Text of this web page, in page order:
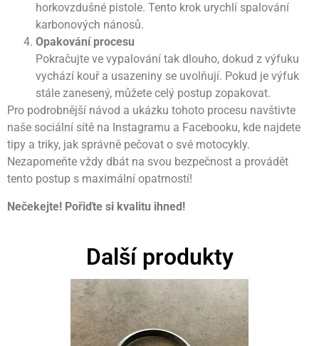
horkovzdušné pistole. Tento krok urychlí spalování
karbonových nánosů.
Opakování procesu
Pokračujte ve vypalování tak dlouho, dokud z výfuku
vychází kouř a usazeniny se uvolňují. Pokud je výfuk
stále zanesený, můžete celý postup zopakovat.
Pro podrobnější návod a ukázku tohoto procesu navštivte
naše sociální sítě na Instagramu a Facebooku, kde najdete
tipy a triky, jak správně pečovat o své motocykly.
Nezapomeňte vždy dbát na svou bezpečnost a provádět
tento postup s maximální opatrností!
Nečekejte! Pořiďte si kvalitu ihned!
Další produkty